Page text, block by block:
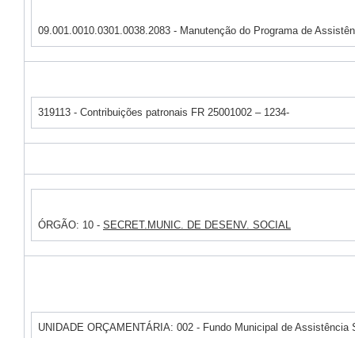
09.001.0010.0301.0038.2083 - Manutenção do Programa de
319113 - Contribuições patronais FR 25001002 – 1234-
ÓRGÃO: 10 - SECRET.MUNIC. DE DESENV. SOCIAL
UNIDADE ORÇAMENTÁRIA: 002 - Fundo Municipal de Assistência